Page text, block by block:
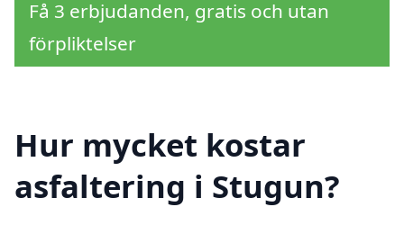
Få 3 erbjudanden, gratis och utan
förpliktelser
Hur mycket kostar
asfaltering i Stugun?